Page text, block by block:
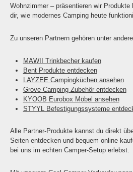
Wohnzimmer – präsentieren wir
dir, wie modernes Camping heute
Zu unseren Partnern gehören unter
MAWII Trinkbecher kaufen
Bent Produkte entdecken
LAYZEE Campingküchen ansehen
Grove Camping Zubehör entdecken
KYOOB Eurobox Möbel ansehen
STYYL Befestigungssysteme
Alle Partner-Produkte kannst du direkt
Seiten entdecken und bequem online
bei uns im echten Camper-Setup erlebst.